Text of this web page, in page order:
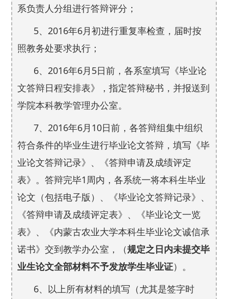
系负责人分组进行答辩评分；
5、2016年6月初进行重复率检查，届时按
照教务处要求执行；
6、2016年6月 5 日前，各系室填写《毕业论
文答辩日程安排表》，指定答辩秘书，并报送到
学院本科教学管理办公室。
7、2016年6月 10 日前，各答辩组集中组织
符合条件的毕业生进行毕业论文答辩，填写《毕
业论文答辩记录》、《答辩申请及成绩评定
表》。答辩完毕1 周内，各系统一将本科生毕业
论文（包括电子版）、《毕业论文答辩记录》、
《答辩申请及成绩评定表》、《毕业论文一览
表》、《内蒙古农业大学本科生毕业论文诚信承
诺书》交到教学办公室，（规定之日内未提交毕
业生论文全部材料不予发放学生毕业证）。
6、以上所有材料的填写（尤其是签字时